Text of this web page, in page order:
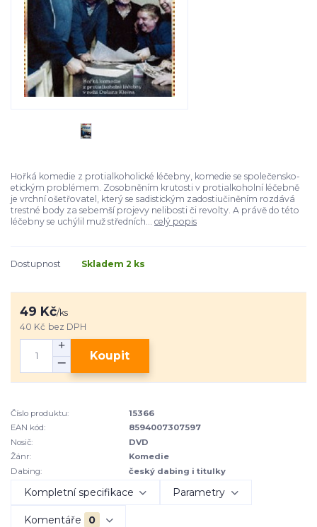
Hořká komedie z protialkoholické léčebny, komedie se společensko-
etickým problémem. Zosobněním krutosti v protialkoholní léčebně
je vrchní ošetřovatel, který se sadistickým zadostiučiněním rozdává
trestné body za sebemší projevy nelibosti či revolty. A právě do této
léčebny se uchýlil muž středních... celý popis
Dostupnost Skladem 2 ks
49 Kč/ks
40 Kč bez DPH
Koupit
Číslo produktu:
15366
EAN kód:
8594007307597
Nosič:
DVD
Žánr:
Komedie
Dabing:
český dabing i titulky
Kompletní specifikace Parametry
Komentáře 0